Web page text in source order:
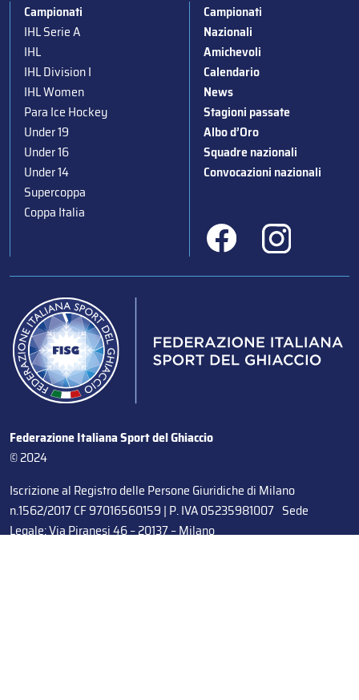
Campionati
IHL Serie A
IHL
IHL Division I
IHL Women
Para Ice Hockey
Under 19
Under 16
Under 14
Supercoppa
Coppa Italia
Campionati
Nazionali
Amichevoli
Calendario
News
Stagioni passate
Albo d’Oro
Squadre nazionali
Convocazioni nazionali
Federazione Italiana Sport del Ghiaccio
© 2024
Iscrizione al Registro delle Persone Giuridiche di Milano
n.1562/2017 CF 97016560159 | P. IVA 05235981007 Sede
Legale: Via Piranesi 46 – 20137 – Milano